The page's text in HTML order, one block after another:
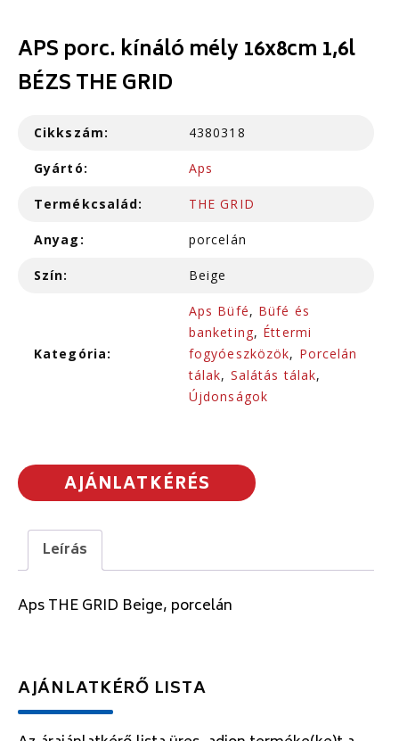
APS porc. kínáló mély 16x8cm 1,6l
BÉZS THE GRID
Cikkszám: 4380318
Gyártó: Aps
Termékcsalád: THE GRID
Anyag: porcelán
Szín: Beige
Kategória:
Aps Büfé, Büfé és
banketing, Éttermi
fogyóeszközök, Porcelán
tálak, Salátás tálak,
Újdonságok
AJÁNLATKÉRÉS
Leírás
Aps THE GRID Beige, porcelán
AJÁNLATKÉRŐ LISTA